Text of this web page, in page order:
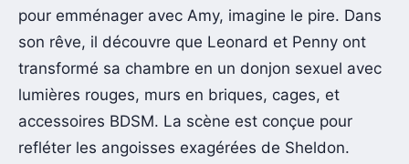
pour emménager avec Amy, imagine le pire. Dans
son rêve, il découvre que Leonard et Penny ont
transformé sa chambre en un donjon sexuel avec
lumières rouges, murs en briques, cages, et
accessoires BDSM. La scène est conçue pour
refléter les angoisses exagérées de Sheldon.